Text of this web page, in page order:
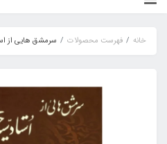
خانه فهرست محصولات سرمشق هایی از